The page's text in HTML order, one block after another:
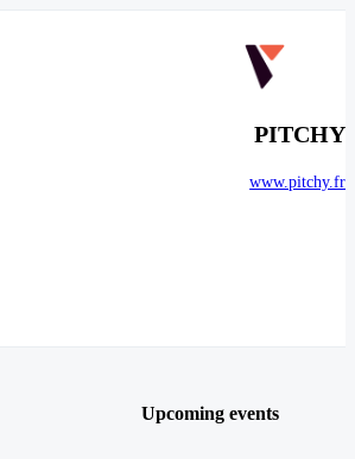
PITCHY
www.pitchy.fr
Upcoming events